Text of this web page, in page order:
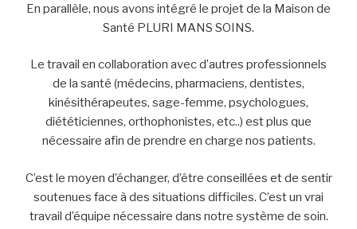
En parallèle, nous avons intégré le projet de la Maison de
Santé PLURI MANS SOINS.
Le travail en collaboration avec d’autres professionnels
de la santé (médecins, pharmaciens, dentistes,
kinésithérapeutes, sage-femme, psychologues,
diététiciennes, orthophonistes, etc..) est plus que
nécessaire afin de prendre en charge nos patients.
C’est le moyen d’échanger, d’être conseillées et de sentir
soutenues face à des situations difficiles. C’est un vrai
travail d’équipe nécessaire dans notre système de soin.